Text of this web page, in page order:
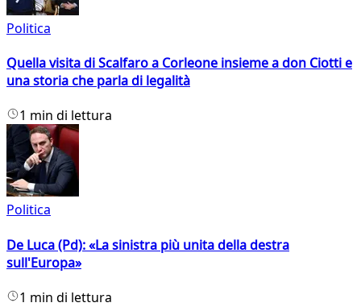
Politica
Quella visita di Scalfaro a Corleone insieme a don Ciotti e
una storia che parla di legalità
1 min di lettura
Politica
De Luca (Pd): «La sinistra più unita della destra
sull'Europa»
1 min di lettura